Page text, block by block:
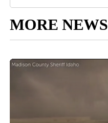
MORE NEWS